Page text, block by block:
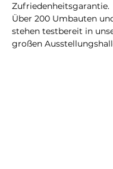
Zufriedenheitsgarantie.
Über 200 Umbauten
stehen testbereit in
großen